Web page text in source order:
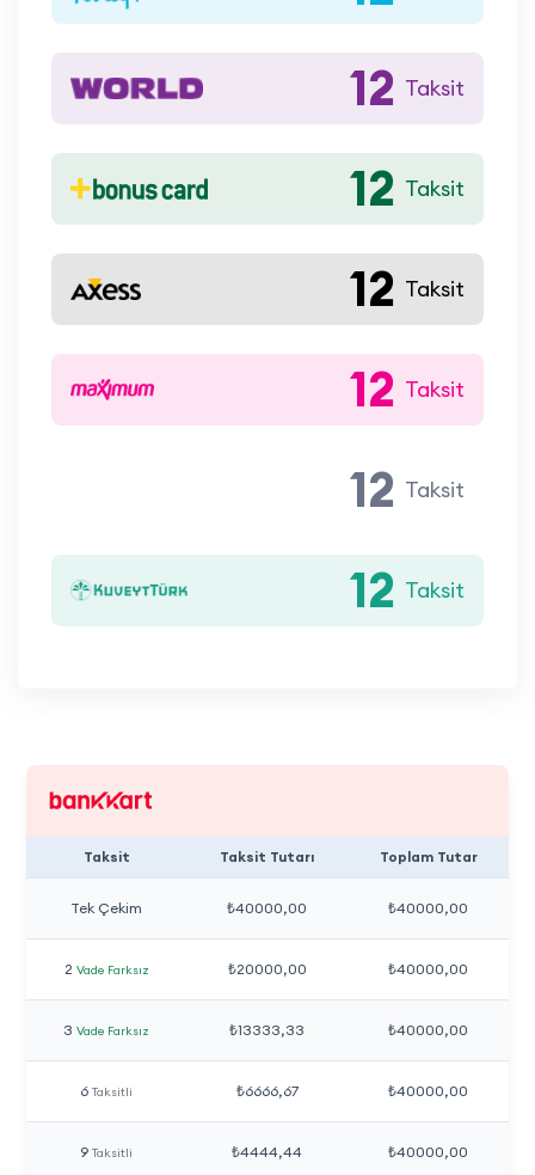
bir TYT hazırlık programı.
Ve en önemli kısmı:
Bu sistemde öğrenci her derste farklı
Tüm süreç boyunca yanında tek bir kişi vardır:
👨‍🏫 Talha KARAKAŞ
Bu yüzden öğrenciler sadece ders izlemez,
gerçekten ilerler.
12 Taksit
12 Taksit
12 Taksit
12 Taksit
12 Taksit
12 Taksit
Taksit Taksit Tutarı Toplam Tutar
Tek Çekim ₺40000,00 ₺40000,00
2 Vade Farksız ₺20000,00 ₺40000,00
3Vade Farksız ₺13333,33 ₺40000,00
6Taksitli ₺6666,67 ₺40000,00
9Taksitli ₺4444,44 ₺40000,00